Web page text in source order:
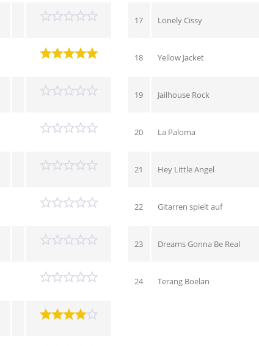
17 Lonely Cissy
18 Yellow Jacket
19 Jailhouse Rock
20 La Paloma
21 Hey Little Angel
22 Gitarren spielt auf
23 Dreams Gonna Be Real
24 Terang Boelan